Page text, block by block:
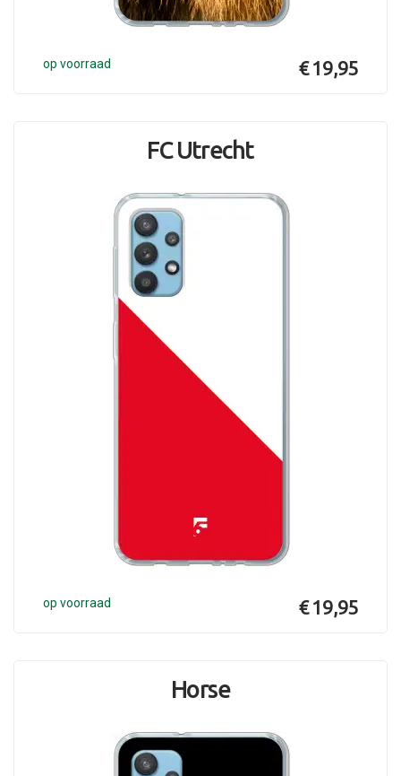
op voorraad € 19,95
FC Utrecht
op voorraad € 19,95
Horse